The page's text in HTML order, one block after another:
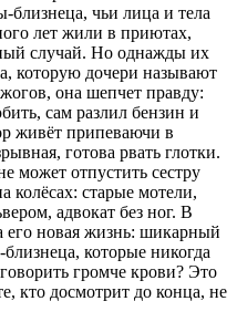
близнеца, чьи лица и тела
лет жили в приютах,
случай. Но однажды их
которую дочери называют
она шепчет правду:
сам разлил бензин и
живёт припеваючи в
готова рвать глотки.
может отпустить сестру
колёсах: старые мотели,
адвокат без ног. В
его новая жизнь: шикарный
которые никогда
громче крови? Это
кто досмотрит до конца, не